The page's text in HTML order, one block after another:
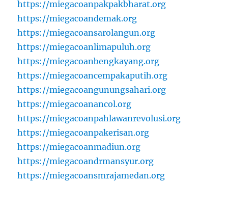
https://miegacoanpakpakbharat.org
https://miegacoandemak.org
https://miegacoansarolangun.org
https://miegacoanlimapuluh.org
https://miegacoanbengkayang.org
https://miegacoancempakaputih.org
https://miegacoangunungsahari.org
https://miegacoanancol.org
https://miegacoanpahlawanrevolusi.org
https://miegacoanpakerisan.org
https://miegacoanmadiun.org
https://miegacoandrmansyur.org
https://miegacoansmrajamedan.org